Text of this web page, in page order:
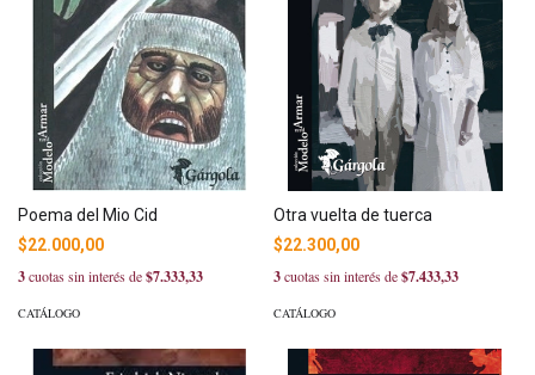
Poema del Mio Cid
$22.000,00
3cuotas sin interés de$7.333,33
CATÁLOGO
Otra vuelta de tuerca
$22.300,00
3cuotas sin interés de$7.433,33
CATÁLOGO